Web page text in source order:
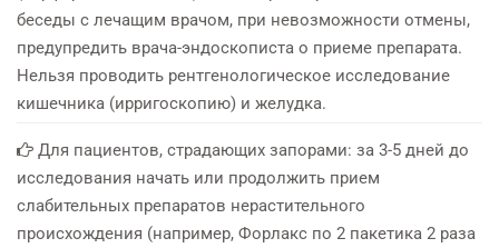
беседы с лечащим врачом, при невозможности отмены,
предупредить врача-эндоскописта о приеме препарата.
Нельзя проводить рентгенологическое исследование
кишечника (ирригоскопию) и желудка.
Для пациентов, страдающих запорами: за 3-5 дней до
исследования начать или продолжить прием
слабительных препаратов нерастительного
происхождения (например, Форлакс по 2 пакетика 2 раза